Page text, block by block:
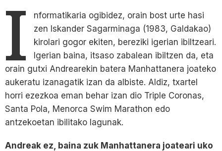
I
nformatikaria ogibidez, orain bost urte hasi
zen Iskander Sagarminaga (1983, Galdakao)
kirolari gogor ekiten, bereziki igerian ibiltzeari.
Igerian baina, itsaso zabalean ibiltzen da, eta
orain gutxi Andrearekin batera Manhattanera joateko
aukeratu izanagatik izan da albiste. Aldiz, txartel
horri ezezkoa eman behar izan dio Triple Coronas,
Santa Pola, Menorca Swim Marathon edo
antzekoetan ibilitako lagunak.
Andreak ez, baina zuk Manhattanera joateari uko